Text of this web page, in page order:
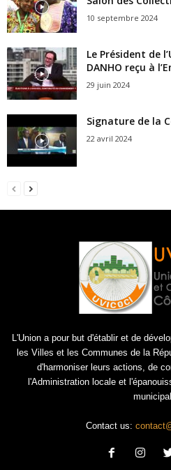
10 septembre 2024
Le Président de
DANHO reçu à
29 juin 2024
Signature de la
22 avril 2024
L'Union a pour but d'établir et de
les Villes et les Communes de la
d'harmoniser leurs actions, de
l'Administration locale et
Contact us: